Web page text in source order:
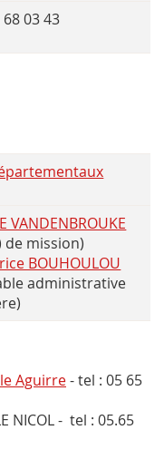
03 43
VANDENBROUKE
de mission)
BOUHOULOU
administrative
Aguirre- tel : 05 65
NICOL - tel : 05.65